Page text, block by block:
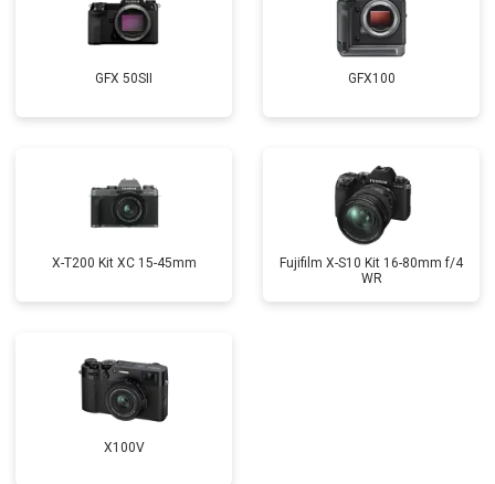
GFX 50SII GFX100
X-T200 Kit XC 15-45mm
Fujifilm X-S10 Kit 16-80mm f/4
WR
X100V